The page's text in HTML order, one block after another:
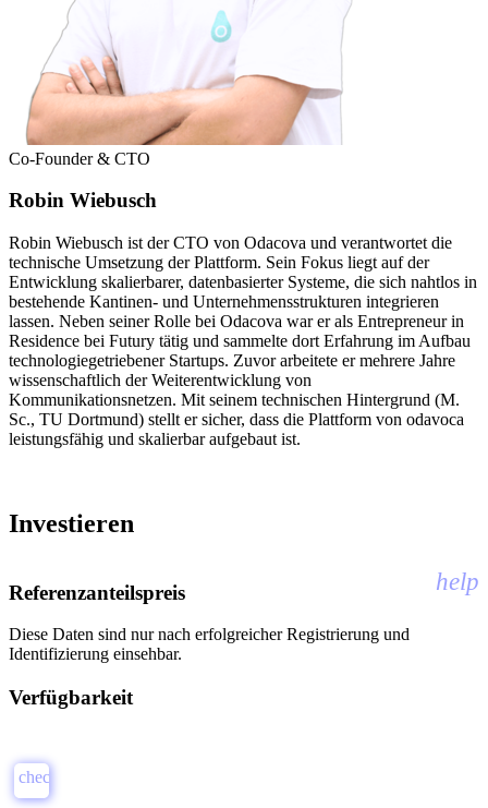
Co-Founder & CTO
Robin Wiebusch
Robin Wiebusch ist der CTO von Odacova und verantwortet die
technische Umsetzung der Plattform. Sein Fokus liegt auf der
Entwicklung skalierbarer, datenbasierter Systeme, die sich nahtlos in
bestehende Kantinen- und Unternehmensstrukturen integrieren
lassen. Neben seiner Rolle bei Odacova war er als Entrepreneur in
Residence bei Futury tätig und sammelte dort Erfahrung im Aufbau
technologiegetriebener Startups. Zuvor arbeitete er mehrere Jahre
wissenschaftlich der Weiterentwicklung von
Kommunikationsnetzen. Mit seinem technischen Hintergrund (M.
Sc., TU Dortmund) stellt er sicher, dass die Plattform von odavoca
leistungsfähig und skalierbar aufgebaut ist.
Investieren
Referenzanteilspreis help
Diese Daten sind nur nach erfolgreicher Registrierung und
Identifizierung einsehbar.
Verfügbarkeit
check